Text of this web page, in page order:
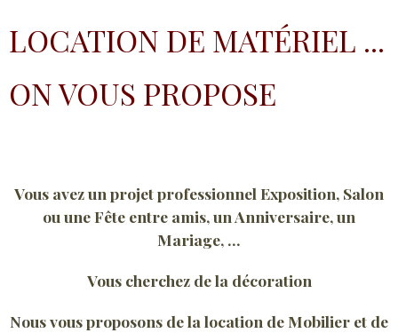
LOCATION DE MATÉRIEL ...
ON VOUS PROPOSE
Vous avez un projet professionnel Exposition, Salon
ou une Fête entre amis, un Anniversaire, un
Mariage, ...
Vous cherchez de la décoration
Nous vous proposons de la location de Mobilier et de